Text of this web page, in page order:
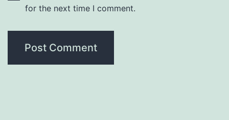
for the next time I comment.